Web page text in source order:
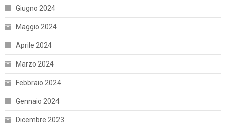
Giugno 2024
Maggio 2024
Aprile 2024
Marzo 2024
Febbraio 2024
Gennaio 2024
Dicembre 2023